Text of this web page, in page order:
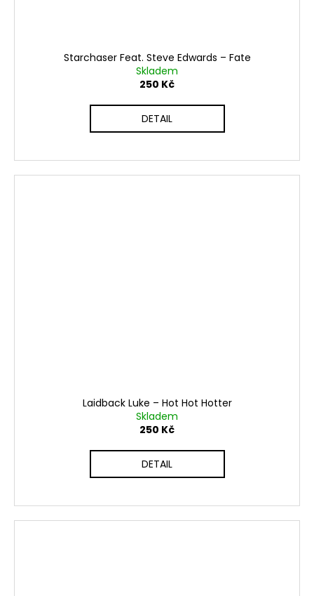
Starchaser Feat. Steve Edwards ‎– Fate
Skladem
250 Kč
DETAIL
Laidback Luke ‎– Hot Hot Hotter
Skladem
250 Kč
DETAIL